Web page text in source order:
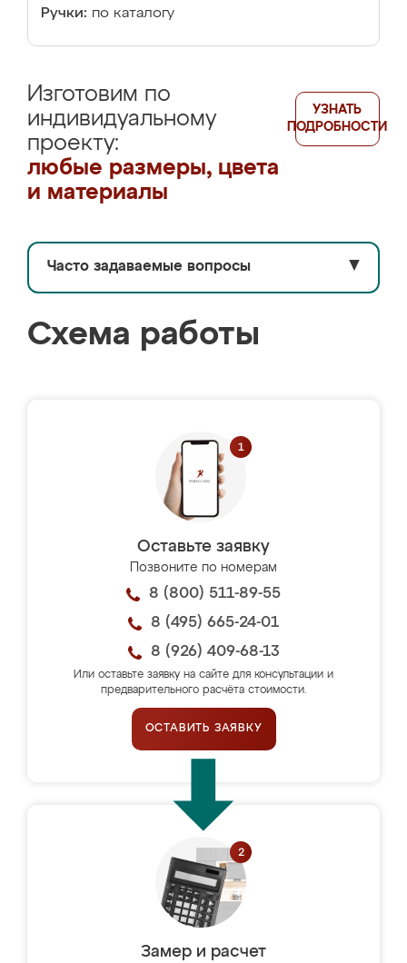
Ручки: по каталогу
Изготовим по
индивидуальному
проекту:
любые размеры, цвета
и материалы
УЗНАТЬ
ПОДРОБНОСТИ
Часто задаваемые вопросы ▼
Схема работы
Оставьте заявку
Позвоните по номерам
8 (800) 511-89-55
8 (495) 665-24-01
8 (926) 409-68-13
Или оставьте заявку на сайте для консультации и
предварительного расчёта стоимости.
ОСТАВИТЬ ЗАЯВКУ
Замер и расчет